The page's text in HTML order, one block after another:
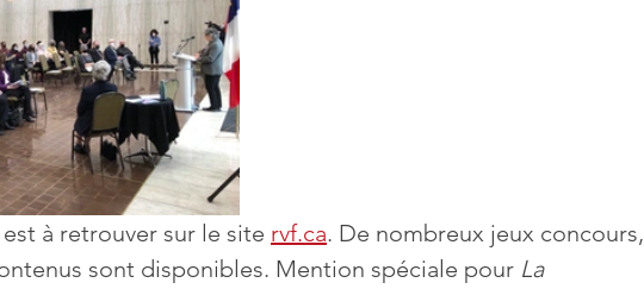
à retrouver sur le site rvf.ca. De nombreux jeux concours,
sont disponibles. Mention spéciale pour La